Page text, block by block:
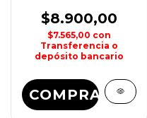
$8.900,00
$7.565,00 con
Transferencia o
depósito bancario
COMPRAR